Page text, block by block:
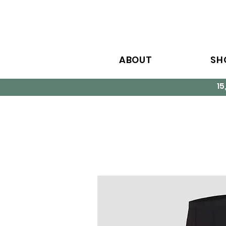
ABOUT